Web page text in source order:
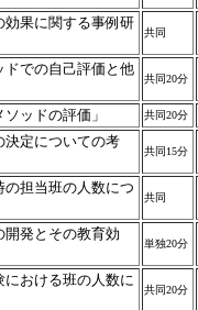
効果に関する事例研
共同
ドでの自己評価と他
共同20分
ッドの評価」 共同20分
決定についての考
共同15分
の担当班の人数につ
共同
開発とその教育効
単独20分
における班の人数に
共同20分